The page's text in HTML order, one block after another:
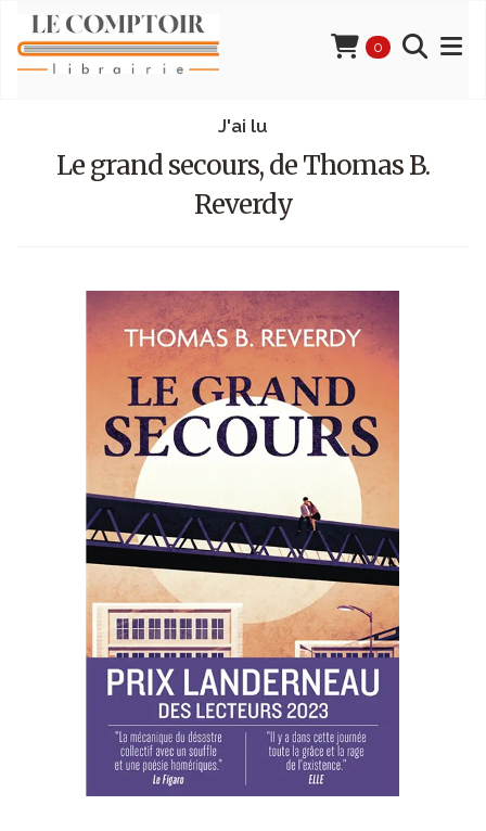
0
J'ai lu
Le grand secours, de Thomas B.
Reverdy